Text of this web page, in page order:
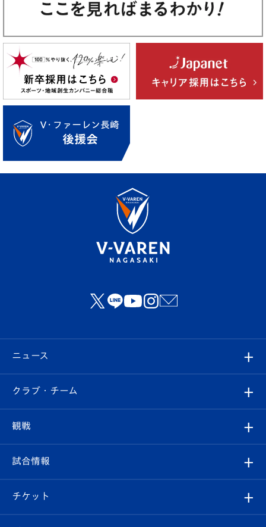
ニュース
すべて
クラブ
試合情報
クラブ・チーム
クラブ概要
エンブレム紹介
観戦
観戦ルール
はじめての観戦ガイド
試合情報
試合日程/結果
チケット